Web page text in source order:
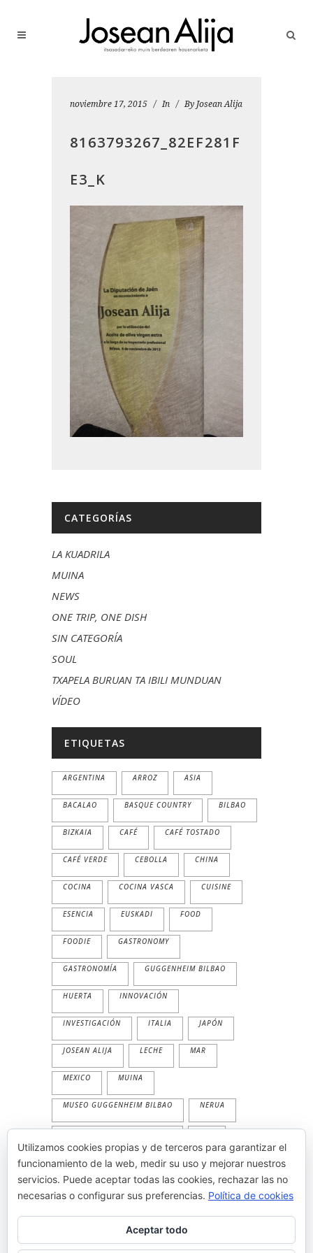
noviembre 17, 2015 In By Josean Alija
8163793267_82EF281F
E3_K
CATEGORÍAS
LA KUADRILA
MUINA
NEWS
ONE TRIP, ONE DISH
SIN CATEGORÍA
SOUL
TXAPELA BURUAN TA IBILI MUNDUAN
VÍDEO
ETIQUETAS
ARGENTINA ARROZ ASIA
BACALAO BASQUE COUNTRY BILBAO
BIZKAIA CAFÉ CAFÉ TOSTADO
CAFÉ VERDE CEBOLLA CHINA
COCINA COCINA VASCA CUISINE
ESENCIA EUSKADI FOOD
FOODIE GASTRONOMY
GASTRONOMÍA GUGGENHEIM BILBAO
HUERTA INNOVACIÓN
INVESTIGACIÓN ITALIA JAPÓN
JOSEAN ALIJA LECHE MAR
MEXICO MUINA
MUSEO GUGGENHEIM BILBAO NERUA
NERUA GUGGENHEIM BILBAO PAN
PESCADO PLANTA
PRODUCTOS TEMPORALIDAD
Utilizamos cookies propias y de terceros para garantizar el
funcionamiento de la web, medir su uso y mejorar nuestros
servicios. Puede aceptar todas las cookies, rechazar las no
necesarias o configurar sus preferencias. Política de cookies
Aceptar todo